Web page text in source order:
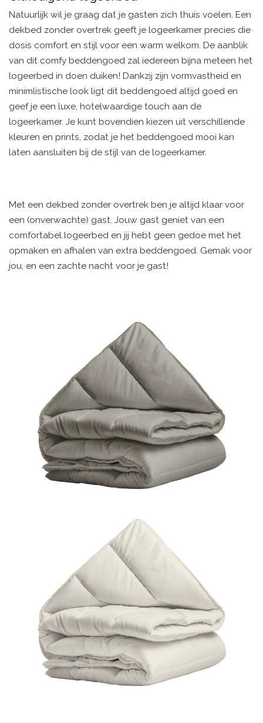
Natuurlijk wil je graag dat je gasten zich thuis voelen. Een
dekbed zonder overtrek geeft je logeerkamer precies die
dosis comfort en stijl voor een warm welkom. De aanblik
van dit comfy beddengoed zal iedereen bijna meteen het
logeerbed in doen duiken! Dankzij zijn vormvastheid en
minimlistische look ligt dit beddengoed altijd goed en
geef je een luxe, hotelwaardige touch aan de
logeerkamer. Je kunt bovendien kiezen uit verschillende
kleuren en prints, zodat je het beddengoed mooi kan
laten aansluiten bij de stijl van de logeerkamer.
Met een dekbed zonder overtrek ben je altijd klaar voor
een (onverwachte) gast. Jouw gast geniet van een
comfortabel logeerbed en jij hebt geen gedoe met het
opmaken en afhalen van extra beddengoed. Gemak voor
jou, en een zachte nacht voor je gast!